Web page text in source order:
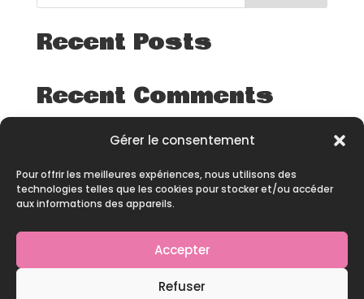
Gérer le consentement
Pour offrir les meilleures expériences, nous utilisons des
technologies telles que les cookies pour stocker et/ou accéder
aux informations des appareils.
Accepter
Refuser
Recent Posts
Recent Comments
© 2026 – All rights reserved – Site développé par